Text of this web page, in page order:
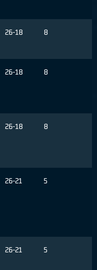
26-18 8
26-18 8
26-18 8
26-21 5
26-21 5